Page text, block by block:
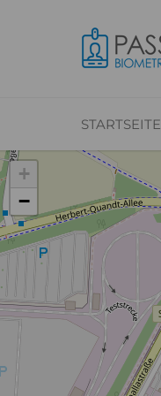
STARTSEITE
+
−